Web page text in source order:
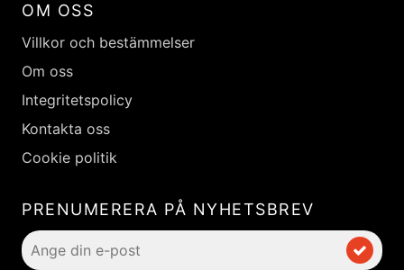
OM OSS
Villkor och bestämmelser
Om oss
Integritetspolicy
Kontakta oss
Cookie politik
PRENUMERERA PÅ NYHETSBREV